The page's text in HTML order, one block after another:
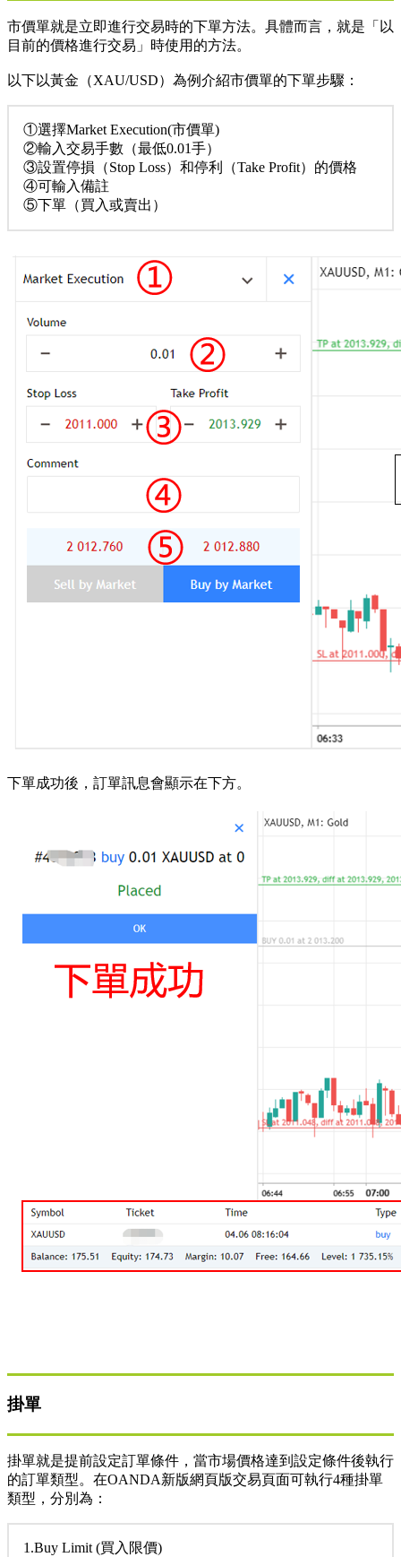
市價單就是立即進行交易時的下單方法。具體而言，就是「以
目前的價格進行交易」時使用的方法。
以下以黃金（XAU/USD）為例介紹市價單的下單步驟：
①選擇Market Execution(市價單)
②輸入交易手數（最低0.01手）
③設置停損（Stop Loss）和停利（Take Profit）的價格
④可輸入備註
⑤下單（買入或賣出）
下單成功後，訂單訊息會顯示在下方。
掛單
掛單就是提前設定訂單條件，當市場價格達到設定條件後執行
的訂單類型。在OANDA新版網頁版交易頁面可執行4種掛單
類型，分別為：
1.Buy Limit (買入限價)